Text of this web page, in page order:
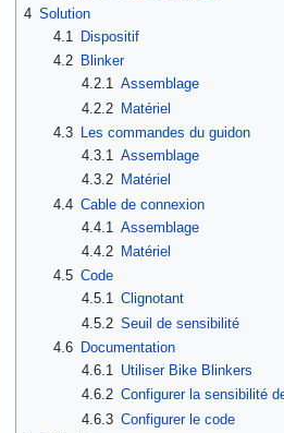
4 Solution
4.1
Dispositif
4.2
Blinker
4.2.1 Assemblage
4.2.2 Matériel
4.3
Les commandes du guidon
4.3.1
Assemblage
4.3.2 Matériel
4.4 Cable de connexion
4.4.1
Assemblage
4.4.2 Matériel
4.5 Code
4.5.1 Clignotant
4.5.2 Seuil de sensibilité
4.6
Documentation
4.6.1
Utiliser Bike Blinkers
4.6.2 Configurer la sensibilité
4.6.3 Configurer le code